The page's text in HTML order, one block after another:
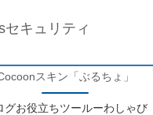
キュリティ
スキン「ぶるちょ」
グお役立ちツールーわしゃび